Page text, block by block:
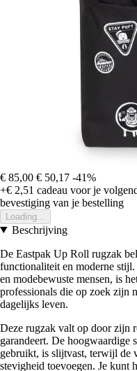
€ 85,00 € 50,17 -41%
+€ 2,51 cadeau voor je
bevestiging van je bestelling
Loading...
Beschrijving
De Eastpak Up Roll rugzak
functionaliteit en moderne
en modebewuste mensen, is
professionals die op zoek zijn
dagelijks leven.
Deze rugzak valt op door zijn
garandeert. De hoogwaardige
gebruikt, is slijtvast, terwijl de
stevigheid toevoegen. Je kunt